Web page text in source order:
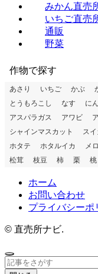
みかん直売
いちご直売
通販
野菜
作物で探す
あさり いちご かぶ
とうもろこし
なす に
アスパラガス
アワビ
シャインマスカット
スイ
ホタテ
ホタルイカ メ
松茸
枝豆 柿 栗 桃
ホーム
お問い合わせ
プライバシーポ
© 直売所ナビ.